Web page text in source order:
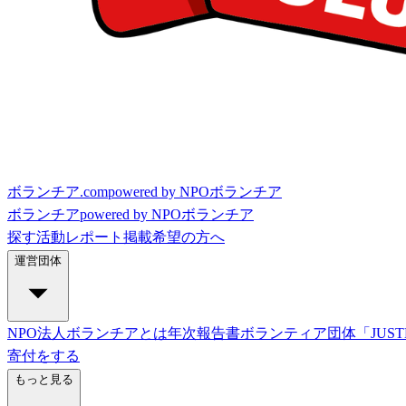
ボランチア.compowered by NPOボランチア
ボランチアpowered by NPOボランチア
探す活動レポート 掲載希望の方へ
運営団体
NPO法人ボランチアとは年次報告書ボランティア団体「
寄付をする
もっと見る